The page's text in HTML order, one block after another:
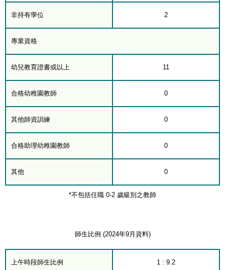
非持有學位 2
專業資格
幼兒教育證書或以上 11
合格幼稚園教師 0
其他師資訓練 0
合格助理幼稚園教師 0
其他 0
*不包括任職 0-2 歲級別之教師
師生比例 (2024年9月資料)
上午時段師生比例 1 : 9.2